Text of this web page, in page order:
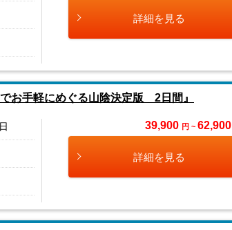
詳細を見る
お手軽にめぐる山陰決定版 2日間』
39,900 円 ~ 62,900
詳細を見る